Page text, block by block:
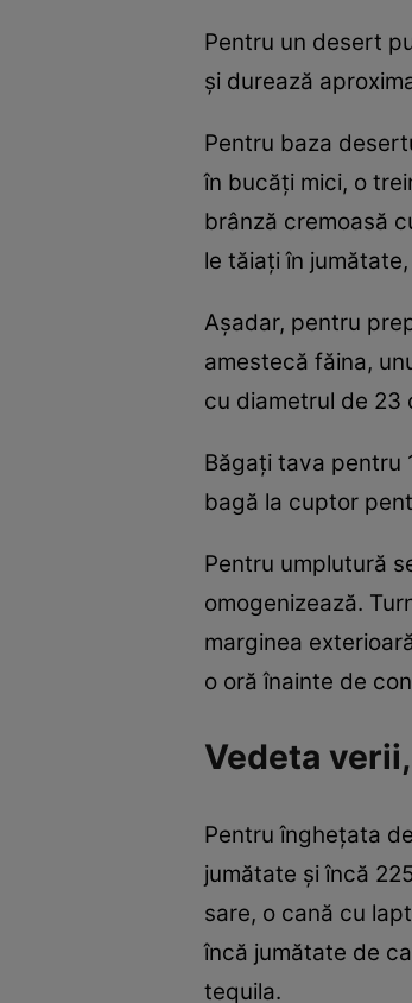
Pentru un desert
și durează
Pentru baza
în bucăți mici, o
brânză cremoasă
le tăiați în
Așadar, pentru
amestecă făina,
cu diametrul de 23
Băgați tava pentru
bagă la cuptor
Pentru umplutură
omogenizează.
marginea
o oră înainte de
Vedeta
Pentru înghețata
jumătate și încă
sare, o cană cu
încă jumătate de
tequila.